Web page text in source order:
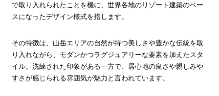
で取り入れられたことを機に、世界各地のリゾート建築のベー
スになったデザイン様式を指します。
その特徴は、山岳エリアの自然が持つ美しさや豊かな伝統を取
り入れながら、モダンかつラグジュアリーな要素を加えたスタ
イル。洗練された印象がある一方で、居心地の良さや親しみや
すさが感じられる雰囲気が魅力と言われています。